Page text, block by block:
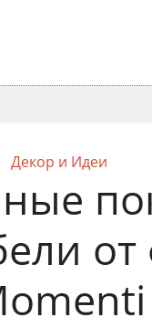
Декор и Идеи